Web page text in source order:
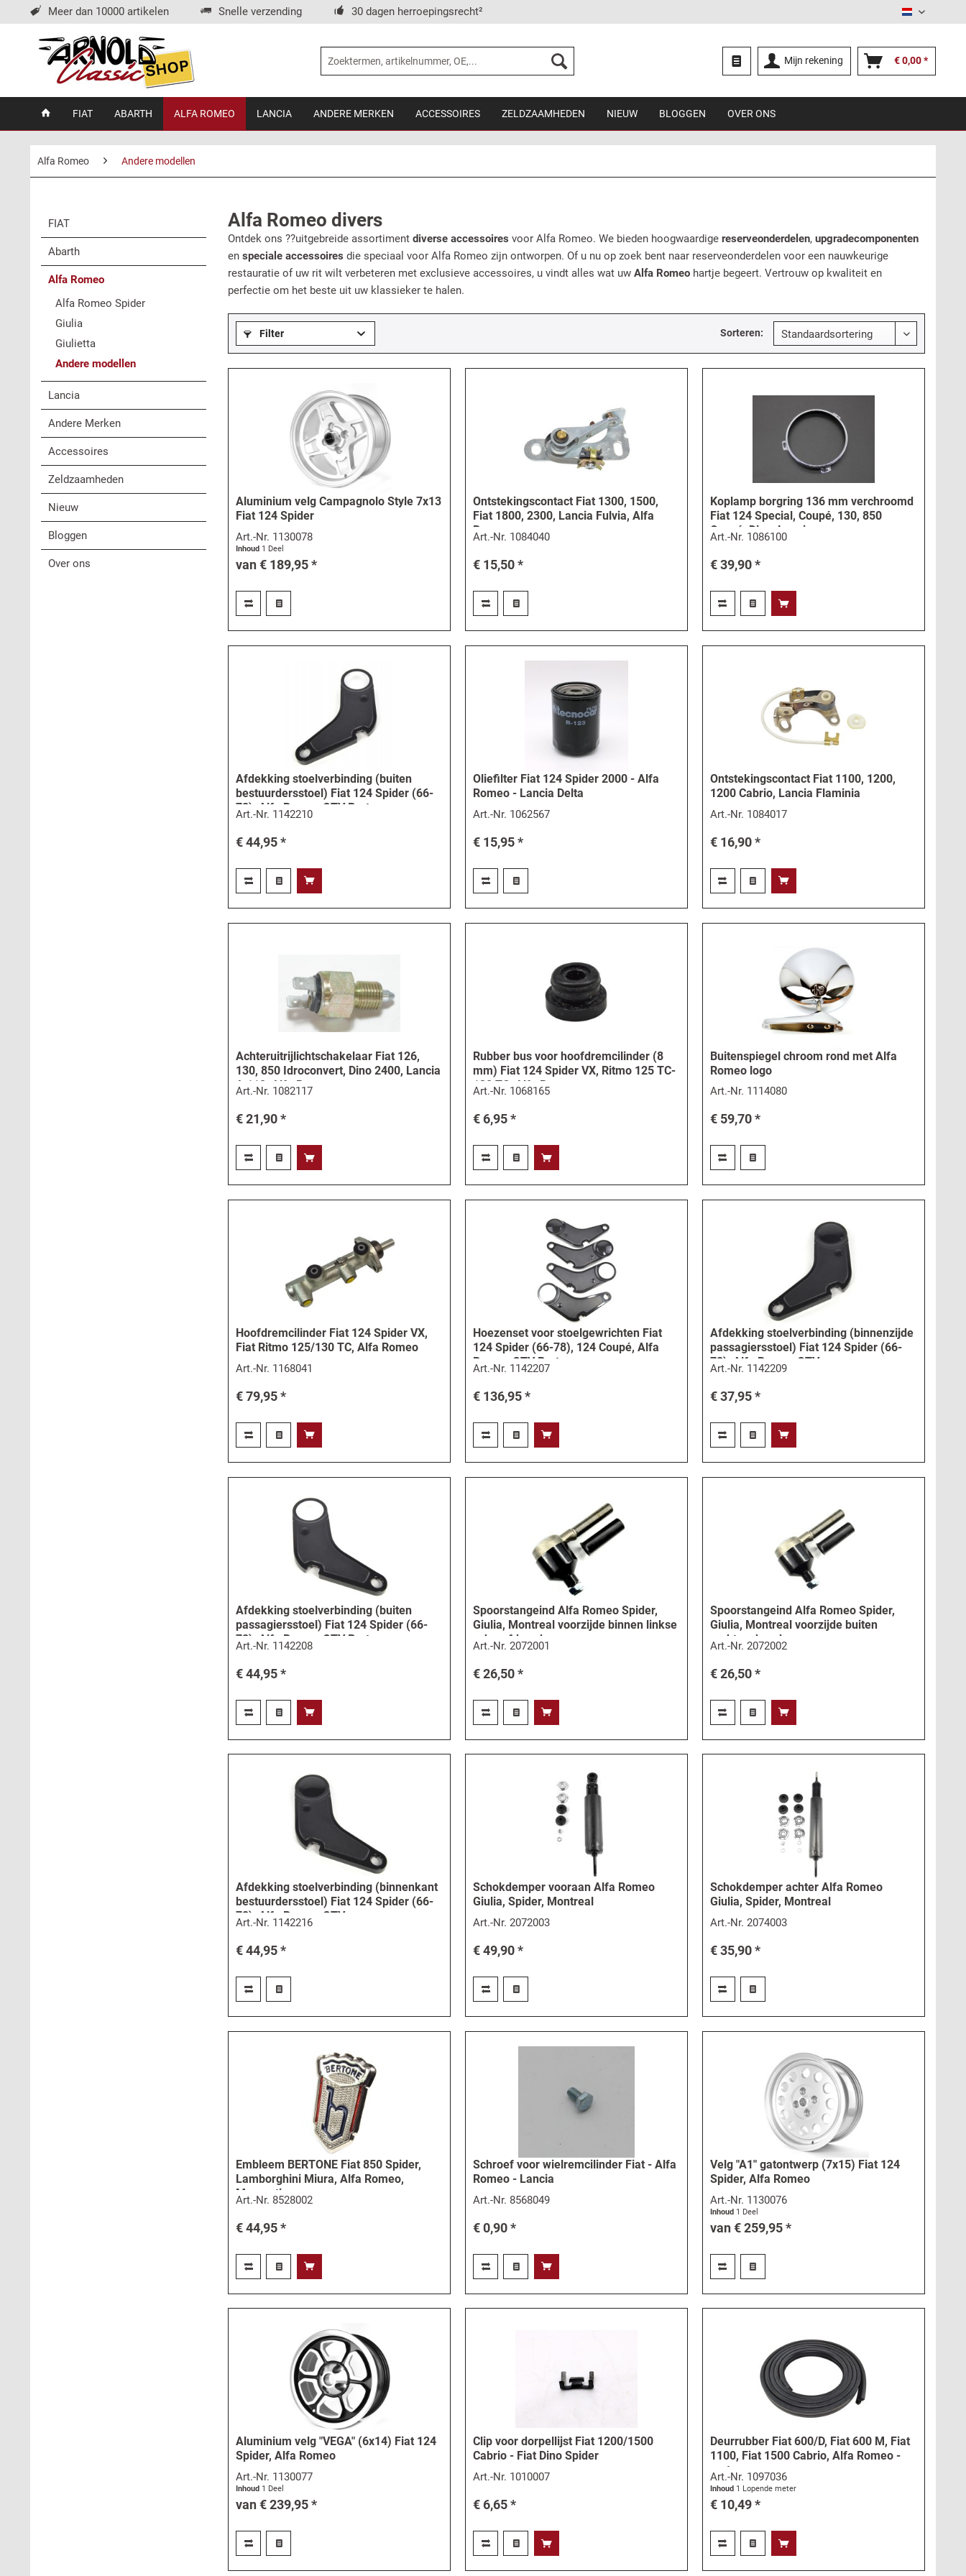
Meer dan 10000 artikelen Snelle verzending 30 dagen herroepingsrecht² Nederlands
Mijn rekening € 0,00 *
FIAT ABARTH ALFA ROMEO LANCIA ANDERE MERKEN ACCESSOIRES ZELDZAAMHEDEN NIEUW BLOGGEN OVER ONS
Alfa Romeo Andere modellen
FIAT
Abarth
Alfa Romeo
Alfa Romeo Spider
Giulia
Giulietta
Andere modellen
Lancia
Andere Merken
Accessoires
Zeldzaamheden
Nieuw
Bloggen
Over ons
Alfa Romeo divers
Ontdek ons ??uitgebreide assortiment diverse accessoires voor Alfa Romeo. We bieden hoogwaardige reserveonderdelen, upgradecomponenten
en speciale accessoires die speciaal voor Alfa Romeo zijn ontworpen. Of u nu op zoek bent naar reserveonderdelen voor een nauwkeurige
restauratie of uw rit wilt verbeteren met exclusieve accessoires, u vindt alles wat uw Alfa Romeo hartje begeert. Vertrouw op kwaliteit en
perfectie om het beste uit uw klassieker te halen.
Filter Sorteren:
Aluminium velg Campagnolo Style 7x13
Fiat 124 Spider
Art.-Nr. 1130078
Inhoud 1 Deel
van € 189,95 *
Ontstekingscontact Fiat 1300, 1500,
Fiat 1800, 2300, Lancia Fulvia, Alfa
Romeo
Art.-Nr. 1084040
€ 15,50 *
Koplamp borgring 136 mm verchroomd
Fiat 124 Special, Coupé, 130, 850
Coupé, Dino, Lancia
Art.-Nr. 1086100
€ 39,90 *
Afdekking stoelverbinding (buiten
bestuurdersstoel) Fiat 124 Spider (66-
78), Alfa Romeo GTV Bertone
Art.-Nr. 1142210
€ 44,95 *
Oliefilter Fiat 124 Spider 2000 - Alfa
Romeo - Lancia Delta
Art.-Nr. 1062567
€ 15,95 *
Ontstekingscontact Fiat 1100, 1200,
1200 Cabrio, Lancia Flaminia
Art.-Nr. 1084017
€ 16,90 *
Achteruitrijlichtschakelaar Fiat 126,
130, 850 Idroconvert, Dino 2400, Lancia
A 112, Alfa Romeo
Art.-Nr. 1082117
€ 21,90 *
Rubber bus voor hoofdremcilinder (8
mm) Fiat 124 Spider VX, Ritmo 125 TC-
130 TC, Alfa Romeo
Art.-Nr. 1068165
€ 6,95 *
Buitenspiegel chroom rond met Alfa
Romeo logo
Art.-Nr. 1114080
€ 59,70 *
Hoofdremcilinder Fiat 124 Spider VX,
Fiat Ritmo 125/130 TC, Alfa Romeo
Art.-Nr. 1168041
€ 79,95 *
Hoezenset voor stoelgewrichten Fiat
124 Spider (66-78), 124 Coupé, Alfa
Romeo GTV Bertone
Art.-Nr. 1142207
€ 136,95 *
Afdekking stoelverbinding (binnenzijde
passagiersstoel) Fiat 124 Spider (66-
78), Alfa Romeo GTV...
Art.-Nr. 1142209
€ 37,95 *
Afdekking stoelverbinding (buiten
passagiersstoel) Fiat 124 Spider (66-
78), Alfa Romeo GTV Bertone
Art.-Nr. 1142208
€ 44,95 *
Spoorstangeind Alfa Romeo Spider,
Giulia, Montreal voorzijde binnen linkse
schroefdraad
Art.-Nr.2072001
€ 26,50 *
Spoorstangeind Alfa Romeo Spider,
Giulia, Montreal voorzijde buiten
rechtse draad
Art.-Nr. 2072002
€ 26,50 *
Afdekking stoelverbinding (binnenkant
bestuurdersstoel) Fiat 124 Spider (66-
78), Alfa Romeo GTV...
Art.-Nr. 1142216
€ 44,95 *
Schokdemper vooraan Alfa Romeo
Giulia, Spider, Montreal
Art.-Nr.2072003
€ 49,90 *
Schokdemper achter Alfa Romeo
Giulia, Spider, Montreal
Art.-Nr. 2074003
€ 35,90 *
Embleem BERTONE Fiat 850 Spider,
Lamborghini Miura, Alfa Romeo,
Maserati
Art.-Nr. 8528002
€ 44,95 *
Schroef voor wielremcilinder Fiat - Alfa
Romeo - Lancia
Art.-Nr. 8568049
€ 0,90 *
Velg "A1" gatontwerp (7x15) Fiat 124
Spider, Alfa Romeo
Art.-Nr. 1130076
Inhoud 1 Deel
van € 259,95 *
Aluminium velg "VEGA" (6x14) Fiat 124
Spider, Alfa Romeo
Art.-Nr. 1130077
Inhoud 1 Deel
van € 239,95 *
Clip voor dorpellijst Fiat 1200/1500
Cabrio - Fiat Dino Spider
Art.-Nr. 1010007
€ 6,65 *
Deurrubber Fiat 600/D, Fiat 600 M, Fiat
1100, Fiat 1500 Cabrio, Alfa Romeo -
meter
Art.-Nr. 1097036
Inhoud 1 Lopende meter
€ 10,49 *